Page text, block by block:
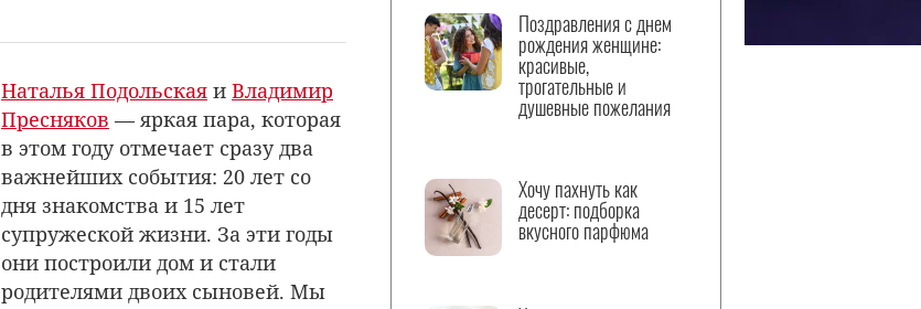
Наталья Подольская и Владимир
Пресняков — яркая пара, которая
в этом году отмечает сразу два
важнейших события: 20 лет со
дня знакомства и 15 лет
супружеской жизни. За эти годы
они построили дом и стали
родителями двоих сыновей. Мы
Поздравления с днем
рождения женщине:
красивые,
трогательные и
душевные пожелания
Хочу пахнуть как
десерт: подборка
вкусного парфюма